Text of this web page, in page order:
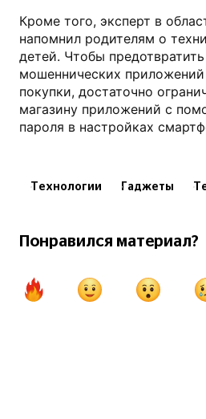
Кроме того, эксперт в
напомнил родителям о
детей. Чтобы
мошеннических
покупки, достаточно
магазину приложений с
пароля в настройках
Технологии Гаджеты
Понравился материал?